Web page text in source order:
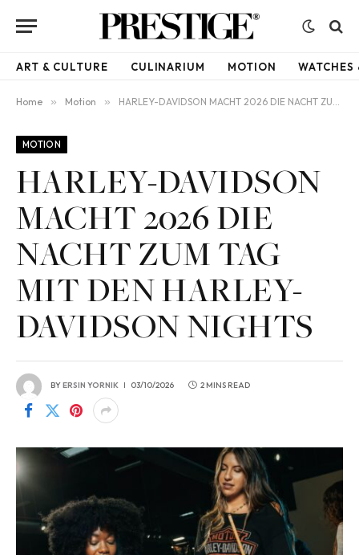
ART & CULTURE CULINARIUM MOTION WATCHES
Home » Motion » HARLEY-DAVIDSON MACHT 2026 DIE NACHT ZUM TAG MIT DEN HARLEY-DAVIDSON NIGHTS
MOTION
HARLEY-DAVIDSON
MACHT 2026 DIE
NACHT ZUM TAG
MIT DEN HARLEY-
DAVIDSON NIGHTS
BYERSIN YORNIK 03/10/2026 2 MINS READ